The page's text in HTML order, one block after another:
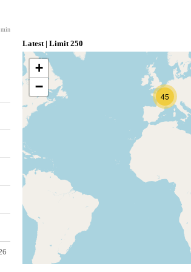
min
Latest | Limit 250
45
+
−